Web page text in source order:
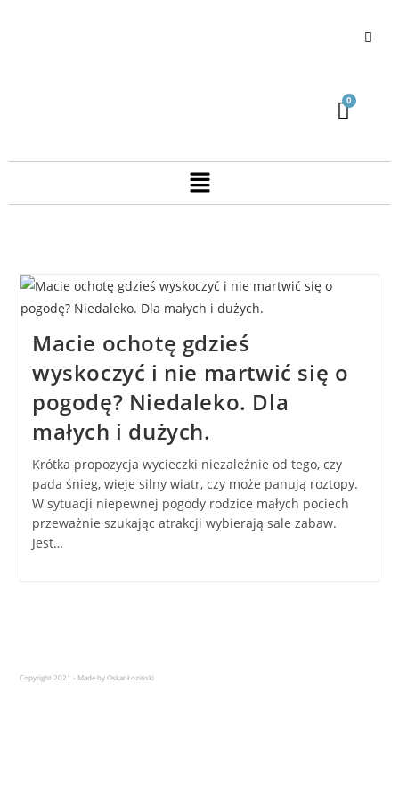
Macie ochotę gdzieś
wyskoczyć i nie martwić się o
pogodę? Niedaleko. Dla
małych i dużych.
Krótka propozycja wycieczki niezależnie od tego, czy
pada śnieg, wieje silny wiatr, czy może panują roztopy.
W sytuacji niepewnej pogody rodzice małych pociech
przeważnie szukając atrakcji wybierają sale zabaw.
Jest…
Copyright 2021 - Made by Oskar Łoziński